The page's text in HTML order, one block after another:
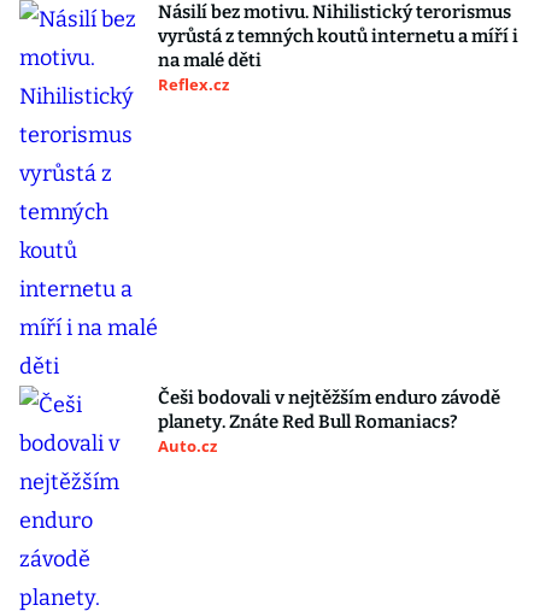
Násilí bez motivu. Nihilistický terorismus
vyrůstá z temných koutů internetu a míří i
na malé děti
Reflex.cz
Češi bodovali v nejtěžším enduro závodě
planety. Znáte Red Bull Romaniacs?
Auto.cz